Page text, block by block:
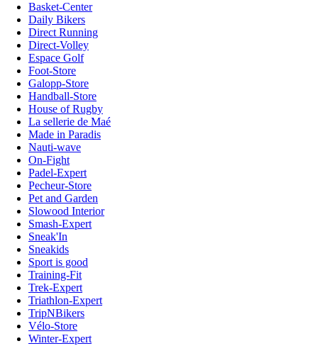
Basket-Center
Daily Bikers
Direct Running
Direct-Volley
Espace Golf
Foot-Store
Galopp-Store
Handball-Store
House of Rugby
La sellerie de Maé
Made in Paradis
Nauti-wave
On-Fight
Padel-Expert
Pecheur-Store
Pet and Garden
Slowood Interior
Smash-Expert
Sneak'In
Sneakids
Sport is good
Training-Fit
Trek-Expert
Triathlon-Expert
TripNBikers
Vélo-Store
Winter-Expert